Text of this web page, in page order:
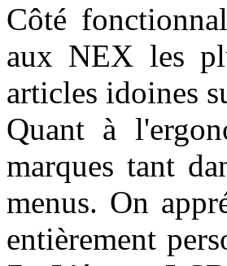
Côté
aux NEX les
articles idoines
Quant à
marques tant
menus. On
entièrement